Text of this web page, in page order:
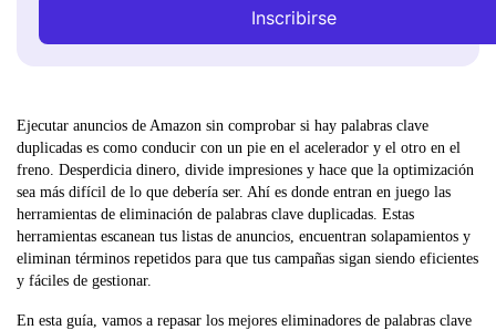
Inscribirse
Ejecutar anuncios de Amazon sin comprobar si hay palabras clave
duplicadas es como conducir con un pie en el acelerador y el otro en el
freno. Desperdicia dinero, divide impresiones y hace que la optimización
sea más difícil de lo que debería ser. Ahí es donde entran en juego las
herramientas de eliminación de palabras clave duplicadas. Estas
herramientas escanean tus listas de anuncios, encuentran solapamientos y
eliminan términos repetidos para que tus campañas sigan siendo eficientes
y fáciles de gestionar.
En esta guía, vamos a repasar los mejores eliminadores de palabras clave